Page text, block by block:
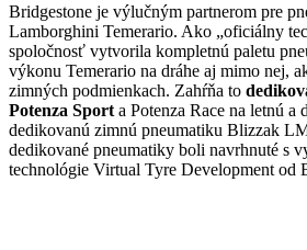
Bridgestone je výlučným partnerom pre
Lamborghini Temerario. Ako „oficiálny
spoločnosť vytvorila kompletnú paletu
výkonu Temerario na dráhe aj mimo nej,
zimných podmienkach. Zahŕňa to
Potenza Sport a Potenza Race na letnú a
dedikovanú zimnú pneumatiku Blizzak
dedikované pneumatiky boli navrhnuté s
technológie Virtual Tyre Development od